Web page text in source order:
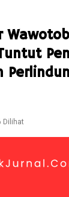
Dilihat